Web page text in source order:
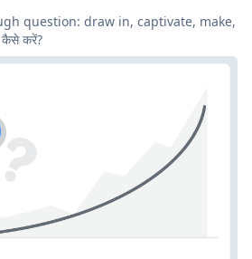
question: draw in, captivate, make,
कैसे करें?